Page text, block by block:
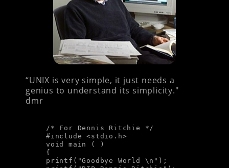
“UNIX is very simple, it just needs a
genius to understand its simplicity."
dmr
/* For Dennis Ritchie */
#include <stdio.h>
void main ( )
{
printf("Goodbye World \n");